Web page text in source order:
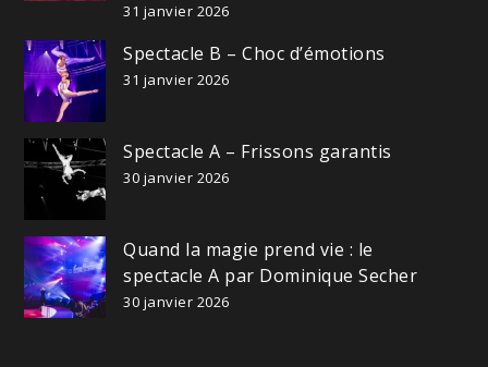
31 janvier 2026
Spectacle B – Choc d’émotions
31 janvier 2026
Spectacle A – Frissons garantis
30 janvier 2026
Quand la magie prend vie : le
spectacle A par Dominique Secher
30 janvier 2026